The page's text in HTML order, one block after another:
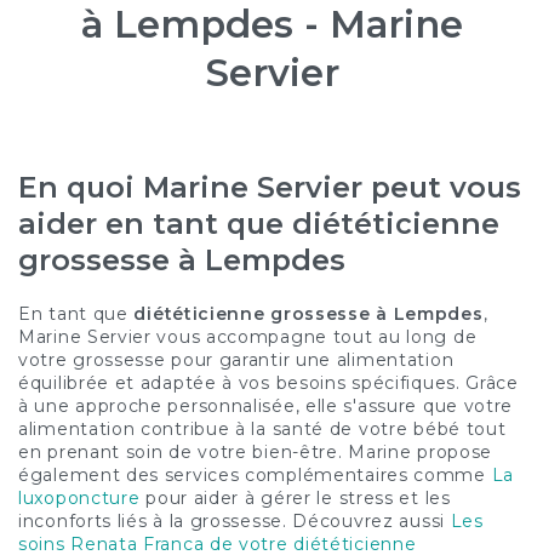
à Lempdes - Marine
Servier
En quoi Marine Servier peut vous
aider en tant que diététicienne
grossesse à Lempdes
En tant que diététicienne grossesse à Lempdes,
Marine Servier vous accompagne tout au long de
votre grossesse pour garantir une alimentation
équilibrée et adaptée à vos besoins spécifiques. Grâce
à une approche personnalisée, elle s'assure que votre
alimentation contribue à la santé de votre bébé tout
en prenant soin de votre bien-être. Marine propose
également des services complémentaires comme La
luxoponcture pour aider à gérer le stress et les
inconforts liés à la grossesse. Découvrez aussi Les
soins Renata Franca de votre diététicienne